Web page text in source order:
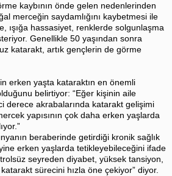
kaybının önde gelen nedenlerinden
merceğin saydamlığını kaybetmesi ile
ışığa hassasiyet, renklerde solgunlaşma
Genellikle 50 yaşından sonra
katarakt, artık gençlerin de görme
erken yaşta kataraktın en önemli
belirtiyor: “Eğer kişinin aile
derece akrabalarında katarakt gelişimi
yapısının çok daha erken yaşlarda
beraberinde getirdiği kronik sağlık
erken yaşlarda tetikleyebileceğini ifade
seyreden diyabet, yüksek tansiyon,
sürecini hızla öne çekiyor” diyor.